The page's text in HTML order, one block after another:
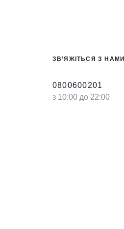
ЗВ’ЯЖІТЬСЯ З НАМИ
0800600201
з 10:00 до 22:00